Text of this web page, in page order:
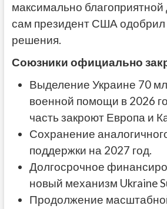
максимально благоприятной
сам президент США одобрил
решения.
Союзники официально
Выделение Украине 70
военной помощи в 2026
часть закроют Европа и
Сохранение
поддержки на 2027 год.
Долгосрочное
новый механизм Ukraine
Продолжение